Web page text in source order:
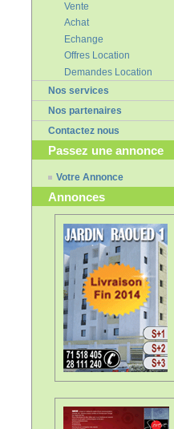
Vente
Achat
Echange
Offres Location
Demandes Location
Nos services
Nos partenaires
Contactez nous
Passez une annonce
Votre Annonce
Annonces